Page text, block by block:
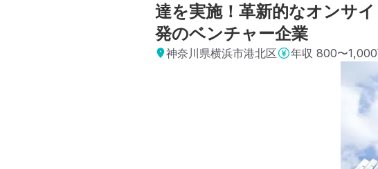
達を実施！革新的なオンサ
発のベンチャー企業
神奈川県横浜市港北区 年収 800〜1,000